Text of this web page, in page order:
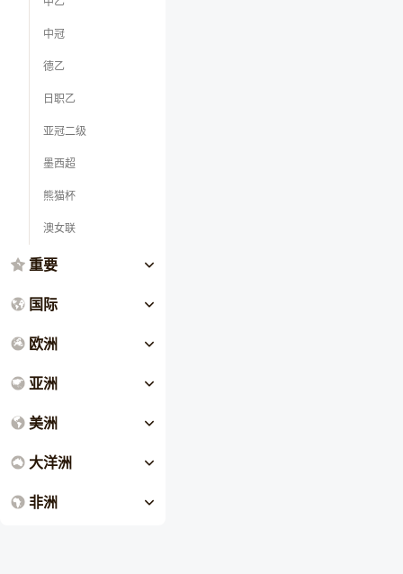
中冠
德乙
日职乙
亚冠二级
墨西超
熊猫杯
澳女联
重要
国际
欧洲
亚洲
美洲
大洋洲
非洲